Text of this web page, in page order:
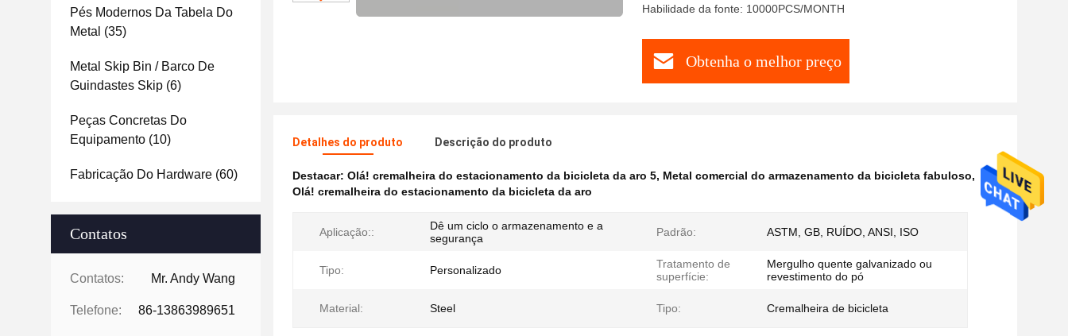
Pés Modernos Da Tabela Do
Metal (35)
Metal Skip Bin / Barco De
Guindastes Skip (6)
Peças Concretas Do
Equipamento (10)
Fabricação Do Hardware (60)
Contatos
Contatos: Mr. Andy Wang
Telefone: 86-13863989651
Habilidade da fonte: 10000PCS/MONTH
Obtenha o melhor preço
Detalhes do produto Descrição do produto
Destacar: Olá! cremalheira do estacionamento da bicicleta da aro 5, Metal comercial do armazenamento da bicicleta fabuloso,
Olá! cremalheira do estacionamento da bicicleta da aro
Aplicação::
Dê um ciclo o armazenamento e a
segurança
Padrão: ASTM, GB, RUÍDO, ANSI, ISO
Tipo: Personalizado
Tratamento de
superfície:
Mergulho quente galvanizado ou
revestimento do pó
Material: Steel Tipo: Cremalheira de bicicleta